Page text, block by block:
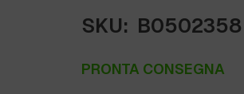
SKU: B0502358
PRONTA CONSEGNA